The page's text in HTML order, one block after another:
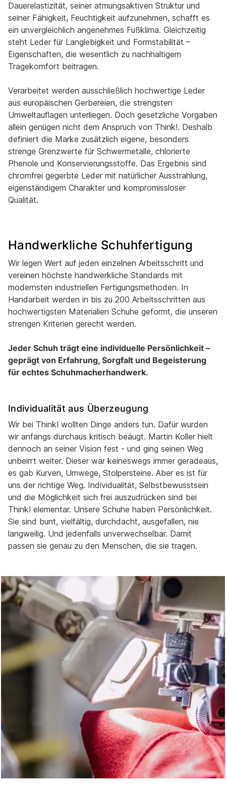
Dauerelastizität, seiner atmungsaktiven Struktur und
seiner Fähigkeit, Feuchtigkeit aufzunehmen, schafft es
ein unvergleichlich angenehmes Fußklima. Gleichzeitig
steht Leder für Langlebigkeit und Formstabilität –
Eigenschaften, die wesentlich zu nachhaltigem
Tragekomfort beitragen.
Verarbeitet werden ausschließlich hochwertige Leder
aus europäischen Gerbereien, die strengsten
Umweltauflagen unterliegen. Doch gesetzliche Vorgaben
allein genügen nicht dem Anspruch von Think!. Deshalb
definiert die Marke zusätzlich eigene, besonders
strenge Grenzwerte für Schwermetalle, chlorierte
Phenole und Konservierungsstoffe. Das Ergebnis sind
chromfrei gegerbte Leder mit natürlicher Ausstrahlung,
eigenständigem Charakter und kompromissloser
Qualität.
Handwerkliche Schuhfertigung
Wir legen Wert auf jeden einzelnen Arbeitsschritt und
vereinen höchste handwerkliche Standards mit
modernsten industriellen Fertigungsmethoden. In
Handarbeit werden in bis zu 200 Arbeitsschritten aus
hochwertigsten Materialien Schuhe geformt, die unseren
strengen Kriterien gerecht werden.
Jeder Schuh trägt eine individuelle Persönlichkeit –
geprägt von Erfahrung, Sorgfalt und Begeisterung
für echtes Schuhmacherhandwerk.
Individualität aus Überzeugung
Wir bei Think! wollten Dinge anders tun. Dafür wurden
wir anfangs durchaus kritisch beäugt. Martin Koller hielt
dennoch an seiner Vision fest - und ging seinen Weg
unbeirrt weiter. Dieser war keineswegs immer geradeaus,
es gab Kurven, Umwege, Stolpersteine. Aber es ist für
uns der richtige Weg. Individualität, Selbstbewusstsein
und die Möglichkeit sich frei auszudrücken sind bei
Think! elementar. Unsere Schuhe haben Persönlichkeit.
Sie sind bunt, vielfältig, durchdacht, ausgefallen, nie
langweilig. Und jedenfalls unverwechselbar. Damit
passen sie genau zu den Menschen, die sie tragen.